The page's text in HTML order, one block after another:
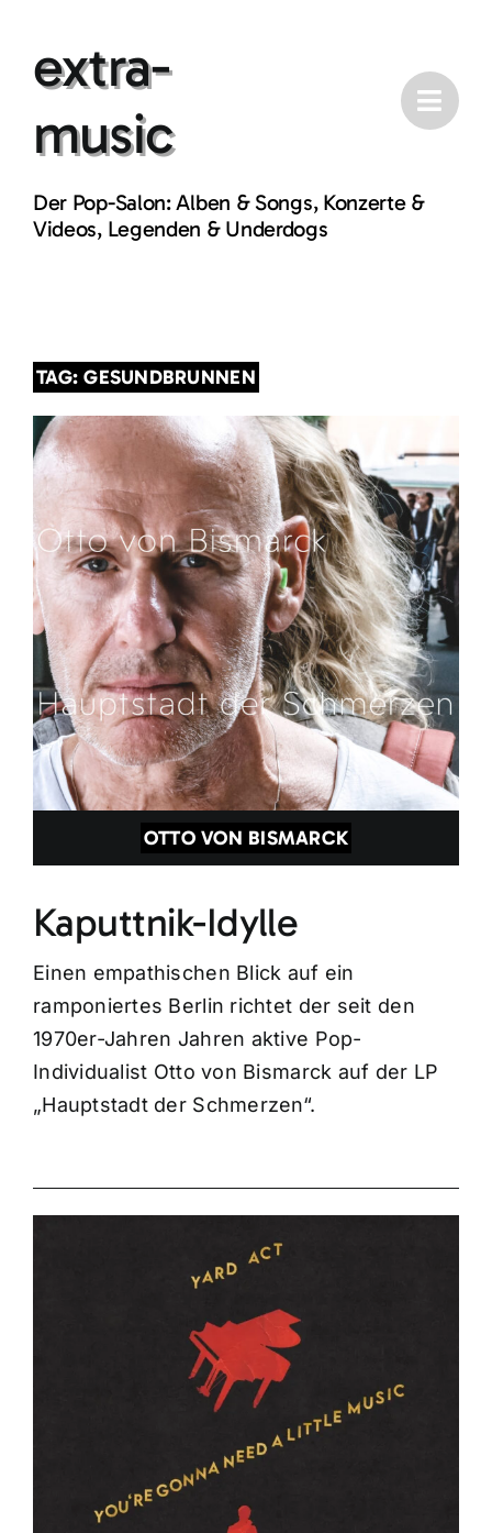
contentextra-
music
Der Pop-Salon: Alben & Songs, Konzerte &
Videos, Legenden & Underdogs
TAG: GESUNDBRUNNEN
OTTO VON BISMARCK
Kaputtnik-Idylle
Einen empathischen Blick auf ein
ramponiertes Berlin richtet der seit den
1970er-Jahren Jahren aktive Pop-
Individualist Otto von Bismarck auf der LP
„Hauptstadt der Schmerzen“.